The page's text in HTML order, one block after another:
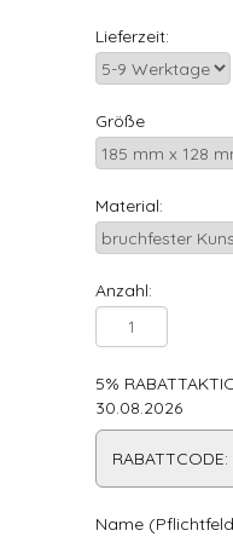
Lieferzeit:
Größe
Material:
Anzahl:
5%
30.08.2026
RABATTCODE:
Name